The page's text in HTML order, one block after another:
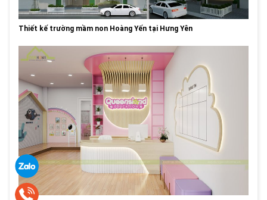
Thiết kế trường mầm non Hoàng Yến tại Hưng Yên